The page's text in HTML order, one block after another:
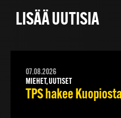
LISÄÄ UUTISIA
07.08.2026
MIEHET, UUTISET
TPS hakee